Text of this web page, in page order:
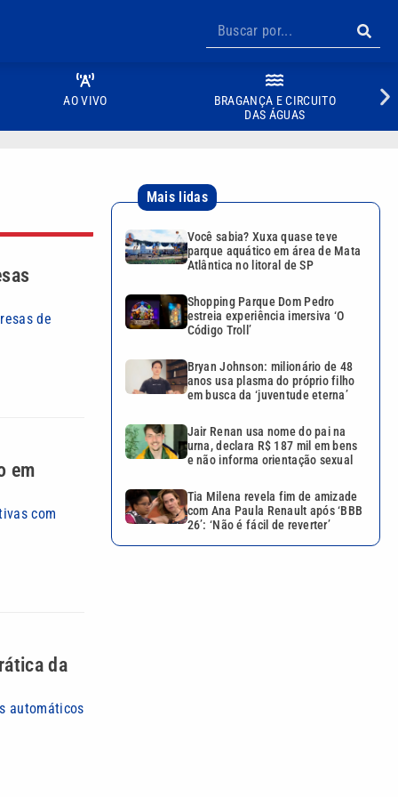
AO VIVO
BRAGANÇA E CIRCUITO
DAS ÁGUAS
de
em
com
da
automáticos
Mais lidas
Você sabia? Xuxa quase teve
parque aquático em área de Mata
Atlântica no litoral de SP
Shopping Parque Dom Pedro
estreia experiência imersiva ‘O
Código Troll’
Bryan Johnson: milionário de 48
anos usa plasma do próprio filho
em busca da ‘juventude eterna’
Jair Renan usa nome do pai na
urna, declara R$ 187 mil em bens
e não informa orientação sexual
Tia Milena revela fim de amizade
com Ana Paula Renault após ‘BBB
26’: ‘Não é fácil de reverter’